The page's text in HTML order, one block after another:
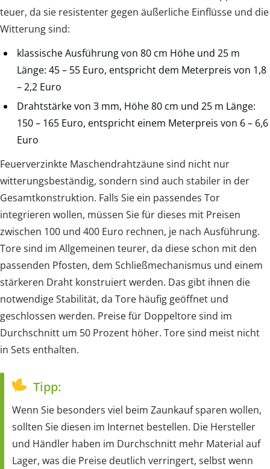
teuer, da sie resistenter gegen äußerliche Einflüsse und die
Witterung sind:
klassische Ausführung von 80 cm Höhe und 25 m
Länge: 45 – 55 Euro, entspricht dem Meterpreis von 1,8
– 2,2 Euro
Drahtstärke von 3 mm, Höhe 80 cm und 25 m Länge:
150 – 165 Euro, entspricht einem Meterpreis von 6 – 6,6
Euro
Feuerverzinkte Maschendrahtzäune sind nicht nur
witterungsbeständig, sondern sind auch stabiler in der
Gesamtkonstruktion. Falls Sie ein passendes Tor
integrieren wollen, müssen Sie für dieses mit Preisen
zwischen 100 und 400 Euro rechnen, je nach Ausführung.
Tore sind im Allgemeinen teurer, da diese schon mit den
passenden Pfosten, dem Schließmechanismus und einem
stärkeren Draht konstruiert werden. Das gibt ihnen die
notwendige Stabilität, da Tore häufig geöffnet und
geschlossen werden. Preise für Doppeltore sind im
Durchschnitt um 50 Prozent höher. Tore sind meist nicht
in Sets enthalten.
Tipp:
Wenn Sie besonders viel beim Zaunkauf sparen wollen,
sollten Sie diesen im Internet bestellen. Die Hersteller
und Händler haben im Durchschnitt mehr Material auf
Lager, was die Preise deutlich verringert, selbst wenn